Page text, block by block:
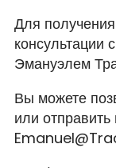
Для
консультации
Эмануэлем
Вы можете
или